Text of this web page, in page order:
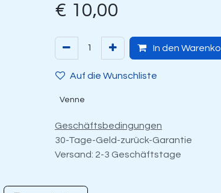
€ 10,00
In den
Auf die Wunschliste
Venne
Geschäftsbedingungen
30-Tage-Geld-zurück-Garantie
Versand: 2-3 Geschäftstage